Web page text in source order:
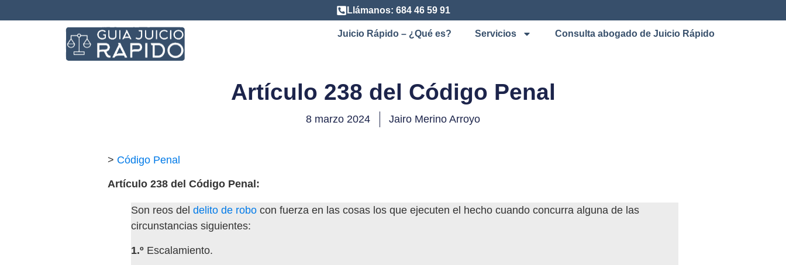
Llámanos: 684 46 59 91
Juicio Rápido – ¿Qué es? Servicios Consulta abogado de Juicio Rápido
Artículo 238 del Código Penal
8 marzo 2024 Jairo Merino Arroyo
> Código Penal
Artículo 238 del Código Penal:
Son reos del delito de robo con fuerza en las cosas los que ejecuten el hecho cuando concurra alguna de las
circunstancias siguientes:
1.º Escalamiento.